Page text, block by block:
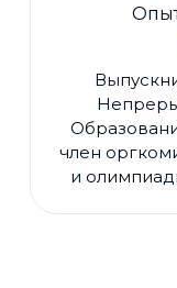
член
и